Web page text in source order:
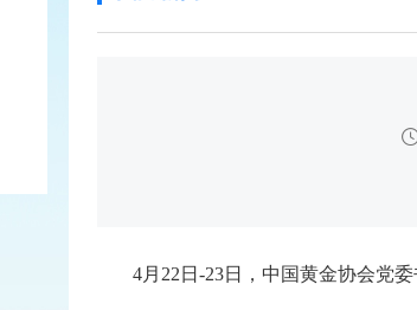
4月22日-23日，中国黄金协会党